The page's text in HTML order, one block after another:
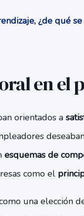
¿de qué
en el
orientados a
esquemas de
como el
una elección